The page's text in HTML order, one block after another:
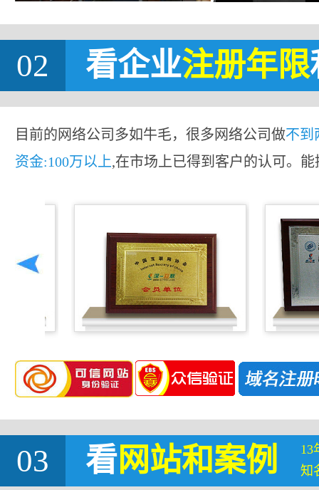
02 看企业注册年限
目前的网络公司多如牛毛，很多网络公司做不到
资金:100万以上,在市场上已得到客户的认可。
03 看网站和案例
13
知